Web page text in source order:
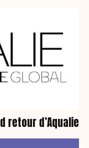
retour d’Aqualie